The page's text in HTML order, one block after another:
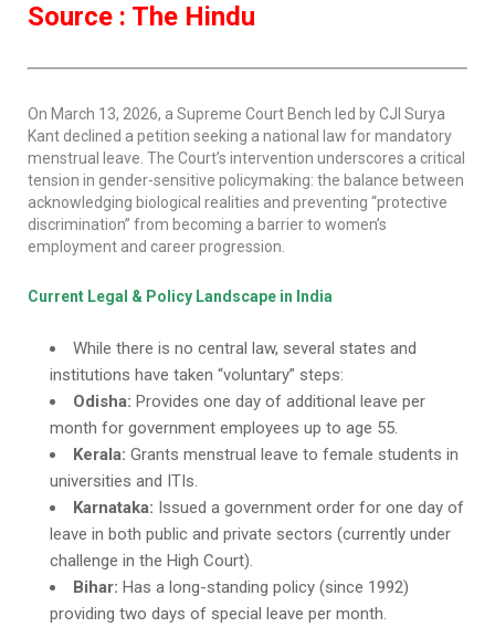
Source : The Hindu
On March 13, 2026, a Supreme Court Bench led by CJI Surya
Kant declined a petition seeking a national law for mandatory
menstrual leave. The Court’s intervention underscores a critical
tension in gender-sensitive policymaking: the balance between
acknowledging biological realities and preventing “protective
discrimination” from becoming a barrier to women’s
employment and career progression.
Current Legal & Policy Landscape in India
While there is no central law, several states and
institutions have taken “voluntary” steps:
Odisha: Provides one day of additional leave per
month for government employees up to age 55.
Kerala: Grants menstrual leave to female students in
universities and ITIs.
Karnataka: Issued a government order for one day of
leave in both public and private sectors (currently under
challenge in the High Court).
Bihar: Has a long-standing policy (since 1992)
providing two days of special leave per month.